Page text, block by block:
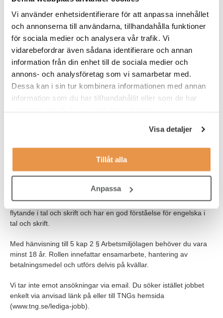
Vi använder enhetsidentifierare för att anpassa innehållet
och annonserna till användarna, tillhandahålla funktioner
för sociala medier och analysera vår trafik. Vi
vidarebefordrar även sådana identifierare och annan
information från din enhet till de sociala medier och
annons- och analysföretag som vi samarbetar med.
Dessa kan i sin tur kombinera informationen med annan
information som du har tillhandahållit eller som de har
Visa detaljer
Tillåt alla
Anpassa
Våra förväntningar
Vi söker dig som:
tycker träning och hälsa är intressant
har lätt att anpassa dig efter olika situationer
ser en långsiktighet med jobbet på Fitness24Seven
Har du tidigare arbetat med ett serviceinriktat jobb är det
meriterande, men inget krav. Vi ser att du behärskar svenska
flytande i tal och skrift och har en god förståelse för engelska i
tal och skrift.
Med hänvisning till 5 kap 2 § Arbetsmiljölagen behöver du vara
minst 18 år. Rollen innefattar ensamarbete, hantering av
betalningsmedel och utförs delvis på kvällar.
Vi tar inte emot ansökningar via email. Du söker istället jobbet
enkelt via anvisad länk på eller till TNGs hemsida
(www.tng.se/lediga-jobb).